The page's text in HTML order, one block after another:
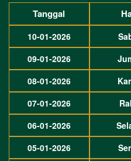
Tanggal
10-01-2026
09-01-2026
08-01-2026
07-01-2026
06-01-2026
05-01-2026